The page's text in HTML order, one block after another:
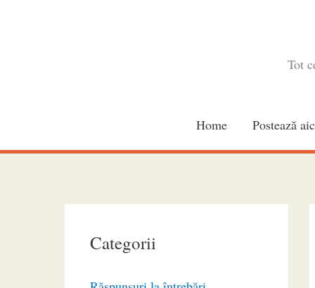
Tot
Home Postează
Categorii